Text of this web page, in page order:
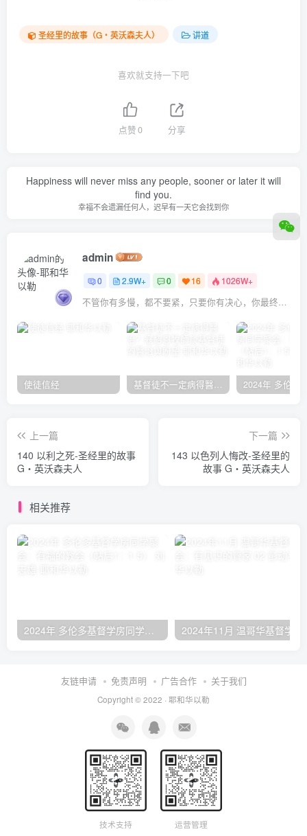
圣经里的故事（G‧英沃森夫人） 讲道
喜欢就支持一下吧
点赞0 分享
Happiness will never miss any people, sooner or later it will
find you.
幸福不会遗漏任何人，迟早有一天它会找到你
admin
0 2.9W+ 0 16 1026W+
不管你有多慢，都不要紧，只要你有决心，你最终都会到达想去的地方
使徒信经 基督徒不一定病得醫治？寇紹恩牧師談基督徒的醫治與盼望
上一篇
140 以利之死-圣经里的故事
G‧英沃森夫人
下一篇
143 以色列人悔改-圣经里的
故事 G‧英沃森夫人
相关推荐
2024年 多伦多基督学房同学聚会：有福的教会（帖后1：1-5） 刘志雄
友链申请 免责声明 广告合作 关于我们
Copyright © 2022 · 耶和华以勒
技术支持 运营管理